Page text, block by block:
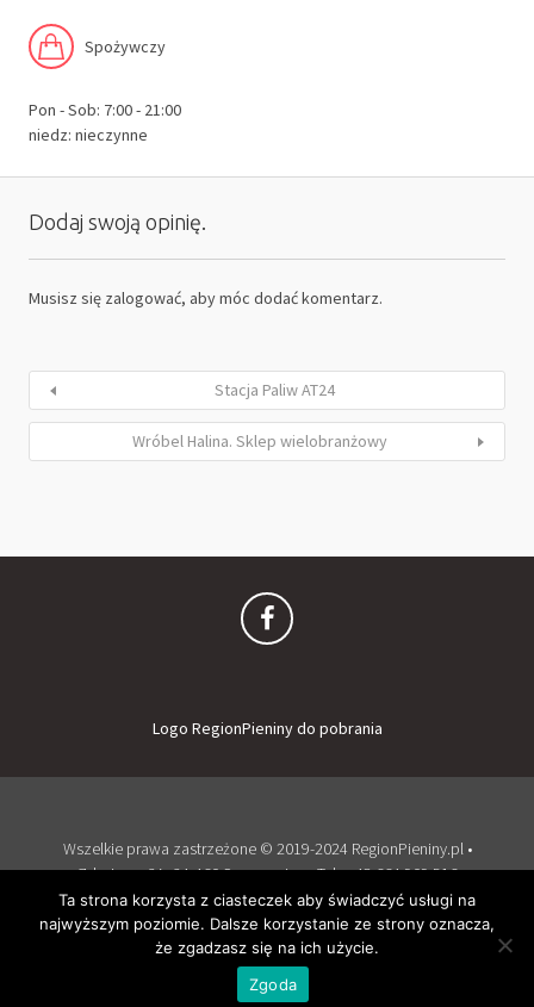
Spożywczy
Pon - Sob: 7:00 - 21:00
niedz: nieczynne
Dodaj swoją opinię.
Musisz się zalogować, aby móc dodać komentarz.
Stacja Paliw AT24
Wróbel Halina. Sklep wielobranżowy
Logo RegionPieniny do pobrania
Wszelkie prawa zastrzeżone © 2019-2024 RegionPieniny.pl •
Zdrojowa 2A, 34-460 Szczawnica • Tel: + 48 664 909 516
Zaloguj
Dodaj obiekt
Wspierany przez WordPress iListablebyPixelGrade.
Ta strona korzysta z ciasteczek aby świadczyć usługi na
najwyższym poziomie. Dalsze korzystanie ze strony oznacza,
że zgadzasz się na ich użycie.
Zgoda